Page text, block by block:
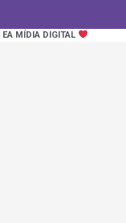
EA MÍDIA DIGITAL